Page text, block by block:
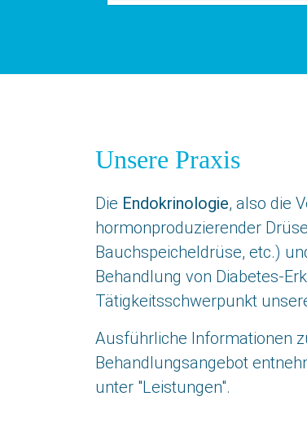
Unsere Praxis
Die Endokrinologie, also die
hormonproduzierender
Bauchspeicheldrüse, etc.)
Behandlung von Diabetes-
Tätigkeitsschwerpunkt
Ausführliche Informationen
Behandlungsangebot
unter "Leistungen".